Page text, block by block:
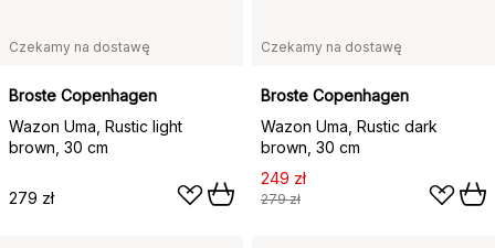
Czekamy na dostawę
Broste Copenhagen
Wazon Uma, Rustic light
brown, 30 cm
279 zł
Czekamy na dostawę
Broste Copenhagen
Wazon Uma, Rustic dark
brown, 30 cm
249 zł
279 zł